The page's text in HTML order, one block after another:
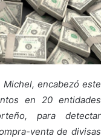
encabezó este
en 20 entidades
para detectar
venta de divisas